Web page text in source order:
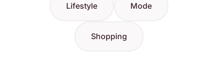
Lifestyle Mode
Shopping